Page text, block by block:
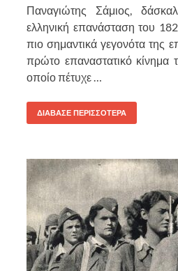
Παναγιώτης Σάμιος,
ελληνική επανάσταση του
πιο σημαντικά γεγονότα της
πρώτο επαναστατικό κίνημα
οποίο πέτυχε …
ΔΙΑΒΑΣΕ ΠΕΡΙΣΣΟΤΕΡΑ